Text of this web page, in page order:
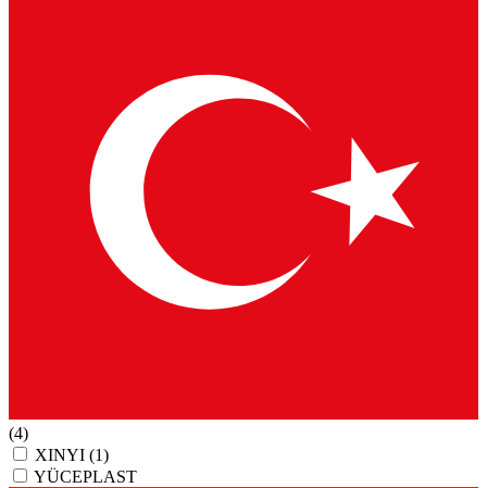
(4)
XINYI (1)
YÜCEPLAST